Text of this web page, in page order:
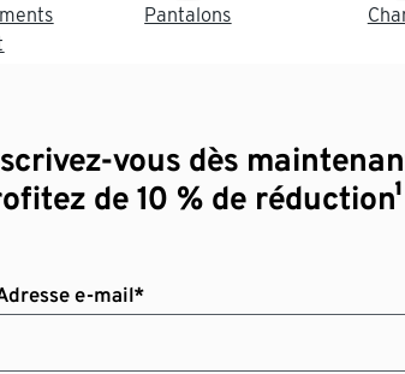
Pantalons
vous dès
de 10 % de
e-mail*